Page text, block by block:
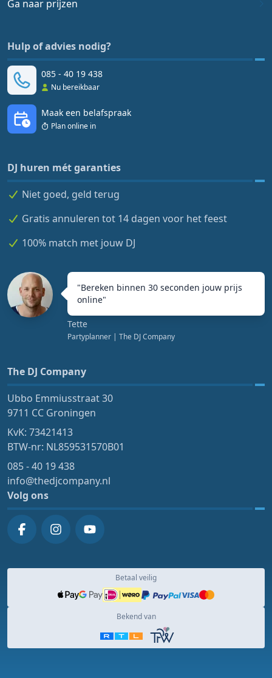
Ga naar prijzen
Hulp of advies nodig?
085 - 40 19 438
Nu bereikbaar
Maak een belafspraak
Plan online in
DJ huren mét garanties
Niet goed, geld terug
Gratis annuleren tot 14 dagen voor het feest
100% match met jouw DJ
"Bereken binnen 30 seconden jouw prijs
online"
Tette
Partyplanner | The DJ Company
The DJ Company
Ubbo Emmiusstraat 30
9711 CC Groningen
KvK: 73421413
BTW-nr: NL859531570B01
085 - 40 19 438
info@thedjcompany.nl
Volg ons
Betaal veilig
Bekend van